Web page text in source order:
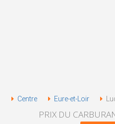
Centre Eure-et-Loir
PRIX DU